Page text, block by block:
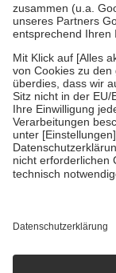
Verordnung.
Um das
stärken und die
fallenkeine
• Kindern und
mit Ausnahme der
• Untersuchungen
GKV getragen
• empfohlenen
• Harn- und
getroffen, um
https://